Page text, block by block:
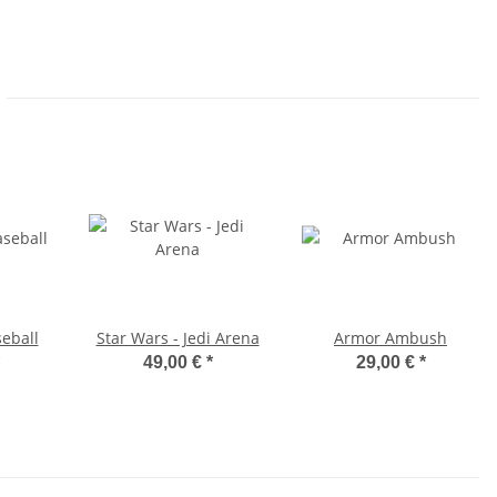
Star Wars - Jedi Arena
49,00 € *
Armor Ambush
29,00 € *